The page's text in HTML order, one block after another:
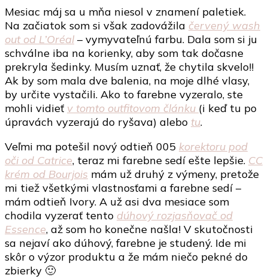
nákupy
Mesiac máj sa u mňa niesol v znamení paletiek.
Na začiatok som si však zadovážila červený wash
out od L’Oréal – vymyvateľnú farbu. Dala som si ju
schválne iba na korienky, aby som tak dočasne
prekryla šedinky. Musím uznať, že chytila skvelo!!
Ak by som mala dve balenia, na moje dlhé vlasy,
by určite vystačili. Ako to farebne vyzeralo, ste
mohli vidieť v tomto outfitovom článku (i keď tu po
úpravách vyzerajú do ryšava) alebo tu.
Veľmi ma potešil nový odtieň 005 korektoru pod
oči od Catrice, teraz mi farebne sedí ešte lepšie. CC
krém od Bourjois mám už druhý z výmeny, pretože
mi tiež všetkými vlastnosťami a farebne sedí –
mám odtieň Ivory. A už asi dva mesiace som
chodila vyzerať tento dúhový rozjasňovač od
Essence, až som ho konečne našla! V skutočnosti
sa nejaví ako dúhový, farebne je studený. Ide mi
skôr o výzor produktu a že mám niečo pekné do
zbierky 🙂